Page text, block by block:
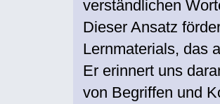
verständlichen
Dieser Ansatz
Lernmaterials, das
Er erinnert uns
von Begriffen und